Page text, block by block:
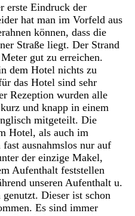
erste Eindruck der
hat man im Vorfeld aus
können, dass die
Straße liegt. Der Strand
gut zu erreichen.
dem Hotel nichts zu
das Hotel sind sehr
Rezeption wurden alle
und knapp in einem
mitgeteilt. Die
Hotel, als auch im
ausnahmslos nur auf
der einzige Makel,
Aufenthalt feststellen
unseren Aufenthalt u.
Dieser ist schon
Es sind immer